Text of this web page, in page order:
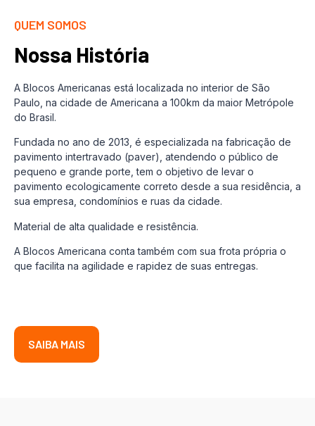
QUEM SOMOS
Nossa História
A Blocos Americanas está localizada no interior de São
Paulo, na cidade de Americana a 100km da maior Metrópole
do Brasil.
Fundada no ano de 2013, é especializada na fabricação de
pavimento intertravado (paver), atendendo o público de
pequeno e grande porte, tem o objetivo de levar o
pavimento ecologicamente correto desde a sua residência, a
sua empresa, condomínios e ruas da cidade.
Material de alta qualidade e resistência.
A Blocos Americana conta também com sua frota própria o
que facilita na agilidade e rapidez de suas entregas.
SAIBA MAIS